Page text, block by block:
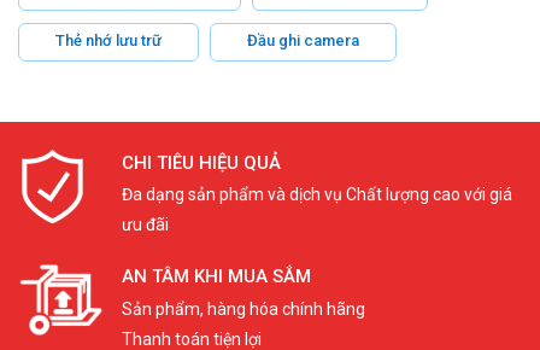
Thẻ nhớ lưu trữ Đầu ghi camera
CHI TIÊU HIỆU QUẢ
Đa dạng sản phẩm và dịch vụ Chất lượng cao với giá
ưu đãi
AN TÂM KHI MUA SẮM
Sản phẩm, hàng hóa chính hãng
Thanh toán tiện lợi